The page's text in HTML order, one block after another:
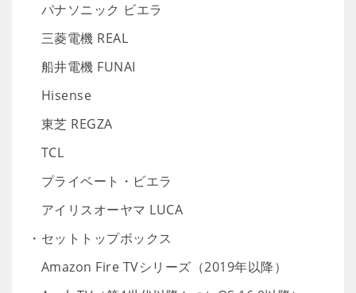
パナソニック ビエラ
三菱電機 REAL
船井電機 FUNAI
Hisense
東芝 REGZA
TCL
プライベート・ビエラ
アイリスオーヤマ LUCA
・セットトップボックス
Amazon Fire TVシリーズ（2019年以降）